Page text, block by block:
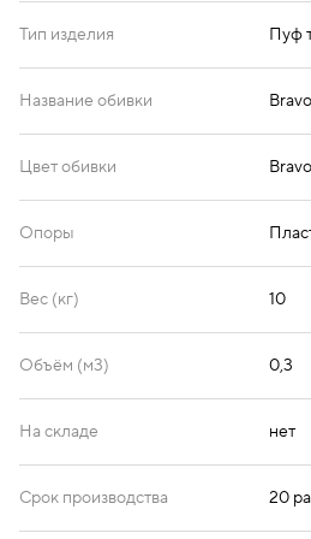
Тип изделия Пуф
Название обивки
Цвет обивки
Опоры
Вес (кг) 10
Объём (м3) 0,3
На складе нет
Срок производства 20